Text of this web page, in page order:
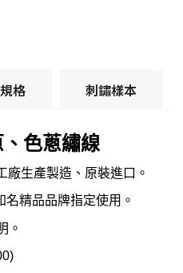
格 刺鏽樣本
色蔥繡線
廠生產製造、原裝進口。
名精品品牌指定使用。
。